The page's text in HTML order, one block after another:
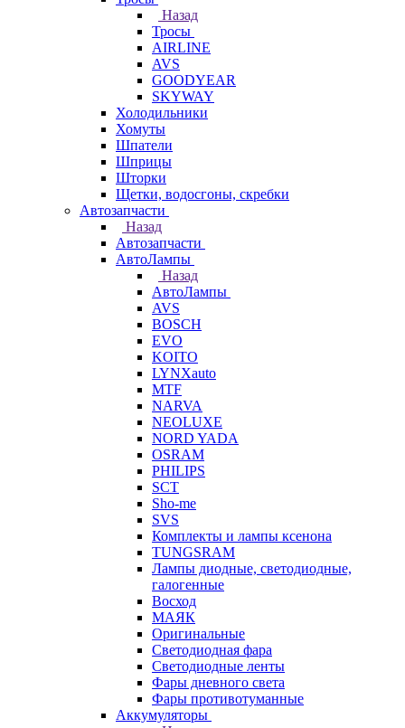
Назад
Тросы
AIRLINE
AVS
GOODYEAR
SKYWAY
Холодильники
Хомуты
Шпатели
Шприцы
Шторки
Щетки, водосгоны, скребки
Автозапчасти
Назад
Автозапчасти
АвтоЛампы
Назад
АвтоЛампы
AVS
BOSCH
EVO
KOITO
LYNXauto
MTF
NARVA
NEOLUXE
NORD YADA
OSRAM
PHILIPS
SCT
Sho-me
SVS
Комплекты и лампы ксенона
TUNGSRAM
Лампы диодные, светодиодные,
галогенные
Восход
МАЯК
Оригинальные
Светодиодная фара
Светодиодные ленты
Фары дневного света
Фары противотуманные
Аккумуляторы